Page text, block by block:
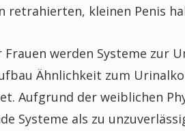
retrahierten, kleinen Penis
Frauen werden Systeme zur
Ähnlichkeit zum
Aufgrund der weiblichen
Systeme als zu